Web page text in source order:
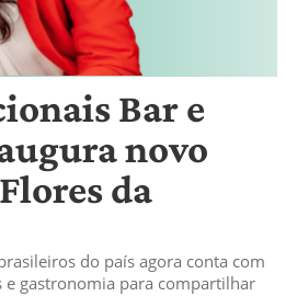
Bar e
novo
da
do país agora conta com
gastronomia para compartilhar